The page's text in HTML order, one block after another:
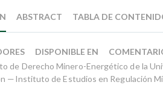
de Derecho Minero-Energético de la
—Instituto de Estudios en Regulación
ABSTRACT TABLA DE
DISPONIBLE EN